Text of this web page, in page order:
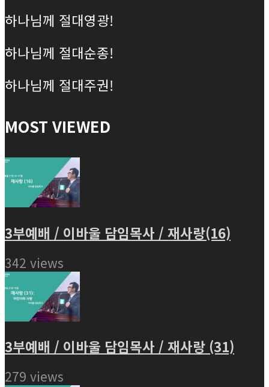
하나님께 절대영광!
하나님께 절대순종!
하나님께 절대주권!
MOST VIEWED
3부예배 / 이바울 담임목사 / 재사랑(16)
342 views
3부예배 / 이바울 담임목사 / 재사랑 (31)
279 views